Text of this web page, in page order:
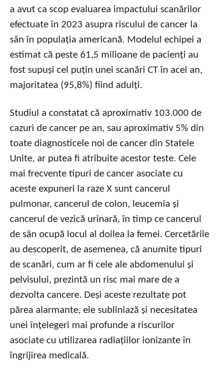
a avut ca scop evaluarea impactului scanărilor
efectuate în 2023 asupra riscului de cancer la
sân în populația americană. Modelul echipei a
estimat că peste 61,5 milioane de pacienți au
fost supuși cel puțin unei scanări CT în acel an,
majoritatea (95,8%) fiind adulți.
Studiul a constatat că aproximativ 103.000 de
cazuri de cancer pe an, sau aproximativ 5% din
toate diagnosticele noi de cancer din Statele
Unite, ar putea fi atribuite acestor teste. Cele
mai frecvente tipuri de cancer asociate cu
aceste expuneri la raze X sunt cancerul
pulmonar, cancerul de colon, leucemia și
cancerul de vezică urinară, în timp ce cancerul
de sân ocupă locul al doilea la femei. Cercetările
au descoperit, de asemenea, că anumite tipuri
de scanări, cum ar fi cele ale abdomenului și
pelvisului, prezintă un risc mai mare de a
dezvolta cancere. Deși aceste rezultate pot
părea alarmante, ele subliniază și necesitatea
unei înțelegeri mai profunde a riscurilor
asociate cu utilizarea radiațiilor ionizante în
îngrijirea medicală.